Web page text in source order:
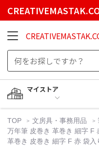
マイストア
TOP 文房具・事務用品
万年筆 皮巻き 革巻き 細字 F
革巻き 皮巻き 細字 F 赤 袋入